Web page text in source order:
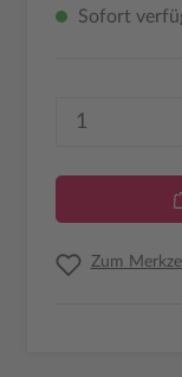
Sofort
Produkt
Zum